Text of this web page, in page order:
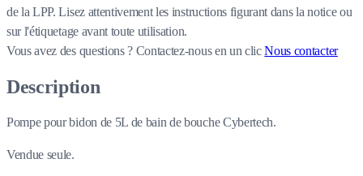
de la LPP. Lisez attentivement les instructions figurant dans la notice ou
sur l'étiquetage avant toute utilisation.
Vous avez des questions ? Contactez-nous en un clicNous contacter
Description
Pompe pour bidon de 5L de bain de bouche Cybertech.
Vendue seule.